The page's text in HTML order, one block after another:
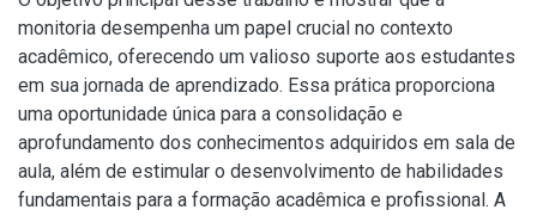
monitoria desempenha um papel crucial no contexto
acadêmico, oferecendo um valioso suporte aos estudantes
em sua jornada de aprendizado. Essa prática proporciona
uma oportunidade única para a consolidação e
aprofundamento dos conhecimentos adquiridos em sala de
aula, além de estimular o desenvolvimento de habilidades
fundamentais para a formação acadêmica e profissional. A